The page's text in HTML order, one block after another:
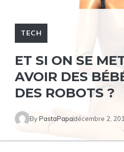
TECH
ET SI ON SE
AVOIR DES
DES ROBOTS ?
ByPastaPapadécembre 2,